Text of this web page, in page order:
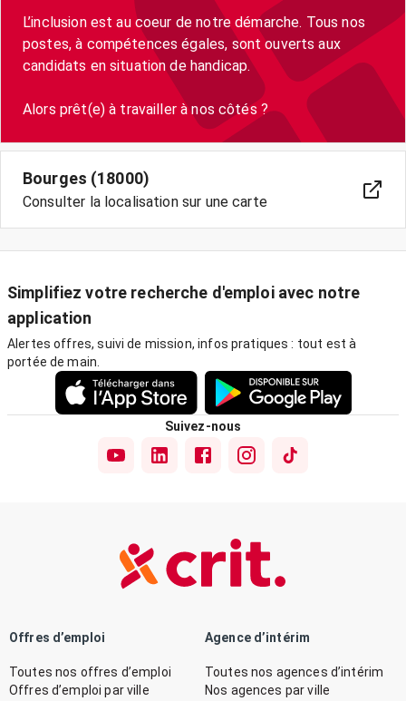
L’inclusion est au coeur de notre démarche. Tous nos
postes, à compétences égales, sont ouverts aux
candidats en situation de handicap.
Alors prêt(e) à travailler à nos côtés ?
Bourges (18000)
Consulter la localisation sur une carte
Simplifiez votre recherche d'emploi avec notre
application
Alertes offres, suivi de mission, infos pratiques : tout est à
portée de main.
Suivez-nous
Offres d’emploi
Toutes nos offres d’emploi
Offres d’emploi par ville
Agence d’intérim
Toutes nos agences d’intérim
Nos agences par ville